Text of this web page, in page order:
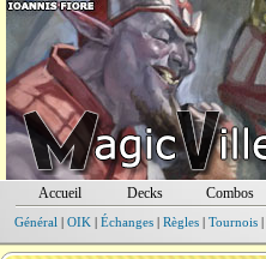
Accueil Decks Combos
Général | OIK | Échanges| Règles| Tournois|